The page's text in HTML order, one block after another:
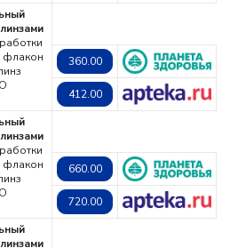
флакон
360.00
412.00
флакон
660.00
720.00